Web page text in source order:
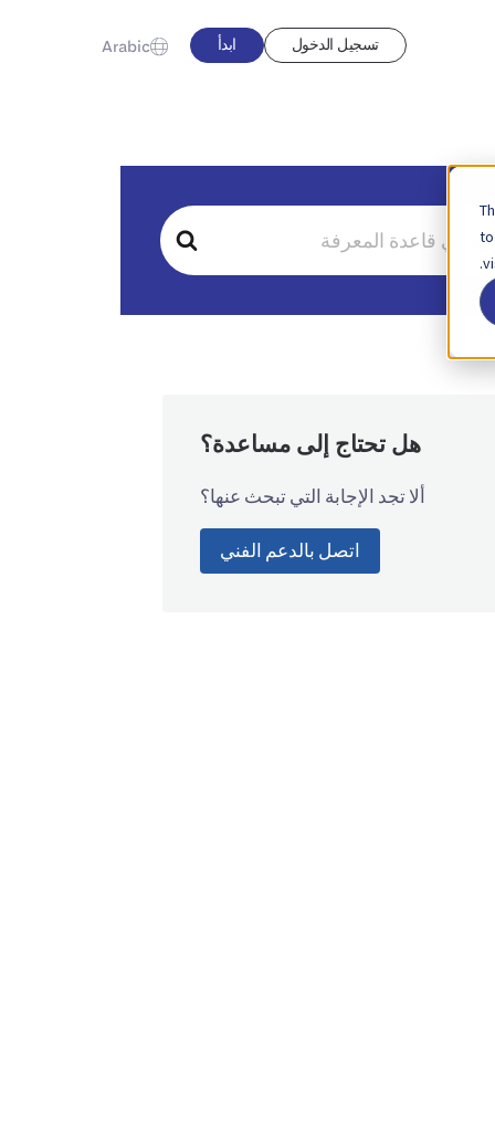
تسجيل الدخول ابدأ Arabic
هل تحتاج إلى مساعدة؟
ألا تجد الإجابة التي تبحث عنها؟
اتصل بالدعم الفني